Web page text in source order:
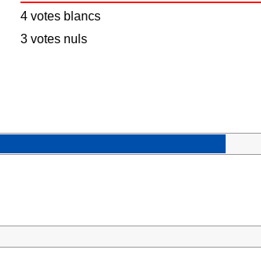
4 votes blancs
3 votes nuls